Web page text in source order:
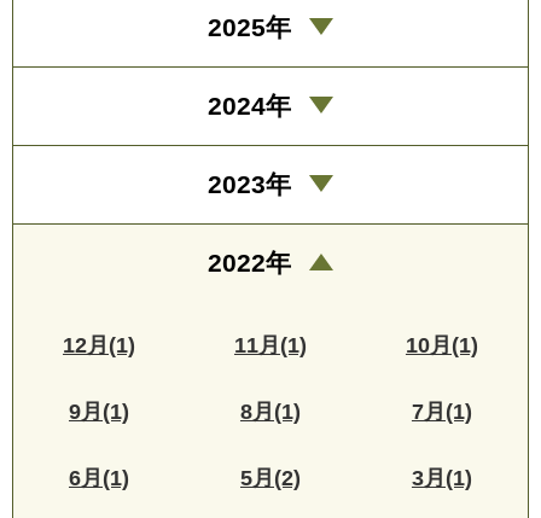
2025年
2024年
2023年
2022年
12月(1) 11月(1) 10月(1)
9月(1) 8月(1) 7月(1)
6月(1) 5月(2) 3月(1)